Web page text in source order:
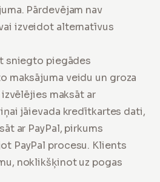
Pārdevējam nav
izveidot alternatīvus
sniegto piegādes
maksājuma veidu un groza
maksāt ar
jāievada kredītkartes dati,
ar PayPal, pirkums
PayPal procesu. Klients
noklikšķinot uz pogas